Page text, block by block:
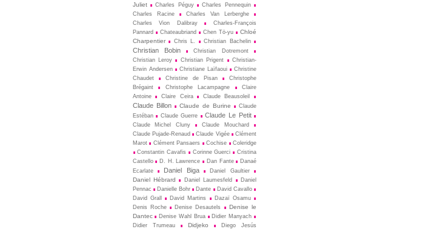
Juliet
Charles Péguy
Charles Pennequin
Charles Racine
Charles Van Lerberghe
Charles Vion Dalibray
Charles-François
Pannard
Chateaubriand Chen Tö-yu
Chloé
Charpentier
Chris L. Christian Bachelin
Christian Bobin
Christian Dotremont
Christian Leroy
Christian Prigent
Christian-
Erwin Andersen
Christiane Laïfaoui
Christine
Chaudet
Christine de Pisan
Christophe
Brégaint
Christophe Lacampagne
Claire
Antoine
Claire Ceira Claude Beausoleil
Claude Billon Claude de Burine
Claude
Estéban
Claude Guerre Claude Le Petit
Claude Michel Cluny
Claude Mouchard
Claude Pujade-Renaud
Claude Vigée
Clément
Marot
Clément Pansaers Cochise
Coleridge
Constantin Cavafis
Corinne Guerci
Cristina
Castello
D. H. Lawrence Dan Fante
Danaé
Ecarlate
Daniel Biga Daniel Gaultier
Daniel Hébrard Daniel Laumesfeld
Daniel
Pennac
Danielle Bohr Dante
David Cavallo
David Grall
David Martins
Dazaï Osamu
Denis Roche
Denise Desautels
Denise le
Dantec
Denise Wahl Brua
Didier Manyach
Didier Trumeau
Didjeko
Diego Jesús